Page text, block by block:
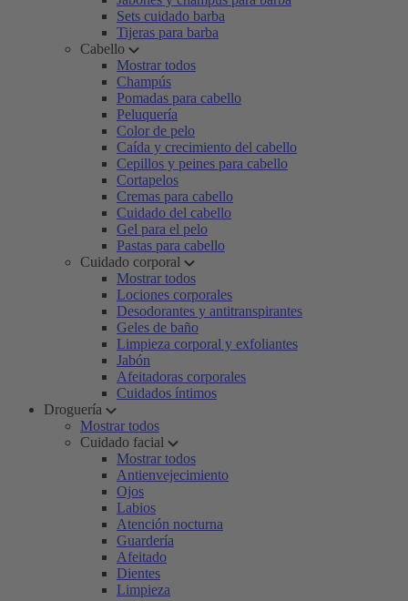
Sets cuidado barba
Tijeras para barba
Cabello
Mostrar todos
Champús
Pomadas para cabello
Peluquería
Color de pelo
Caída y crecimiento del cabello
Cepillos y peines para cabello
Cortapelos
Cremas para cabello
Cuidado del cabello
Gel para el pelo
Pastas para cabello
Cuidado corporal
Mostrar todos
Lociones corporales
Desodorantes y antitranspirantes
Geles de baño
Limpieza corporal y exfoliantes
Jabón
Afeitadoras corporales
Cuidados íntimos
Droguería
Mostrar todos
Cuidado facial
Mostrar todos
Antienvejecimiento
Ojos
Labios
Atención nocturna
Guardería
Afeitado
Dientes
Limpieza